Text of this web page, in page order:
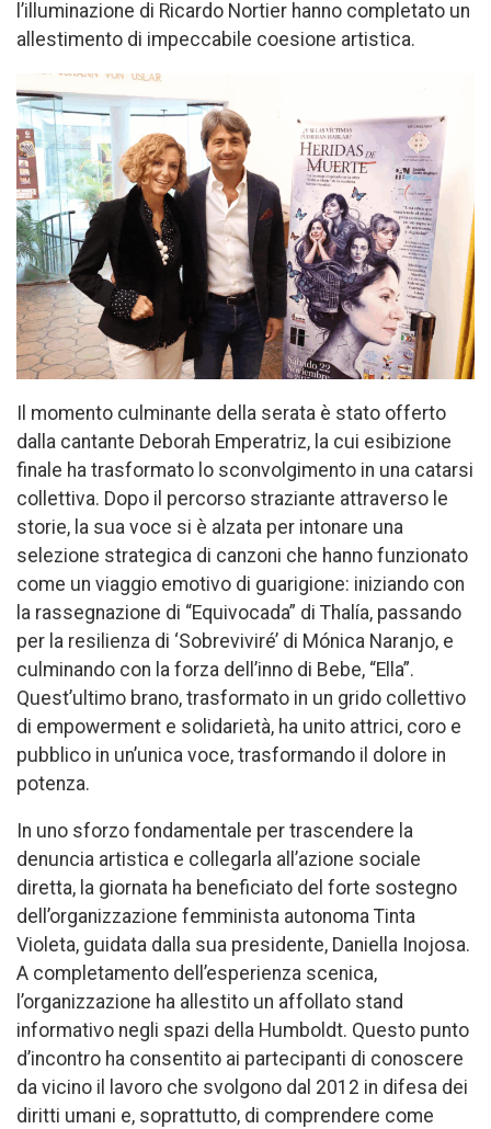
l’illuminazione di Ricardo Nortier hanno completato un
allestimento di impeccabile coesione artistica.
Il momento culminante della serata è stato offerto
dalla cantante Deborah Emperatriz, la cui esibizione
finale ha trasformato lo sconvolgimento in una catarsi
collettiva. Dopo il percorso straziante attraverso le
storie, la sua voce si è alzata per intonare una
selezione strategica di canzoni che hanno funzionato
come un viaggio emotivo di guarigione: iniziando con
la rassegnazione di “Equivocada” di Thalía, passando
per la resilienza di ‘Sobreviviré’ di Mónica Naranjo, e
culminando con la forza dell’inno di Bebe, “Ella”.
Quest’ultimo brano, trasformato in un grido collettivo
di empowerment e solidarietà, ha unito attrici, coro e
pubblico in un’unica voce, trasformando il dolore in
potenza.
In uno sforzo fondamentale per trascendere la
denuncia artistica e collegarla all’azione sociale
diretta, la giornata ha beneficiato del forte sostegno
dell’organizzazione femminista autonoma Tinta
Violeta, guidata dalla sua presidente, Daniella Inojosa.
A completamento dell’esperienza scenica,
l’organizzazione ha allestito un affollato stand
informativo negli spazi della Humboldt. Questo punto
d’incontro ha consentito ai partecipanti di conoscere
da vicino il lavoro che svolgono dal 2012 in difesa dei
diritti umani e, soprattutto, di comprendere come